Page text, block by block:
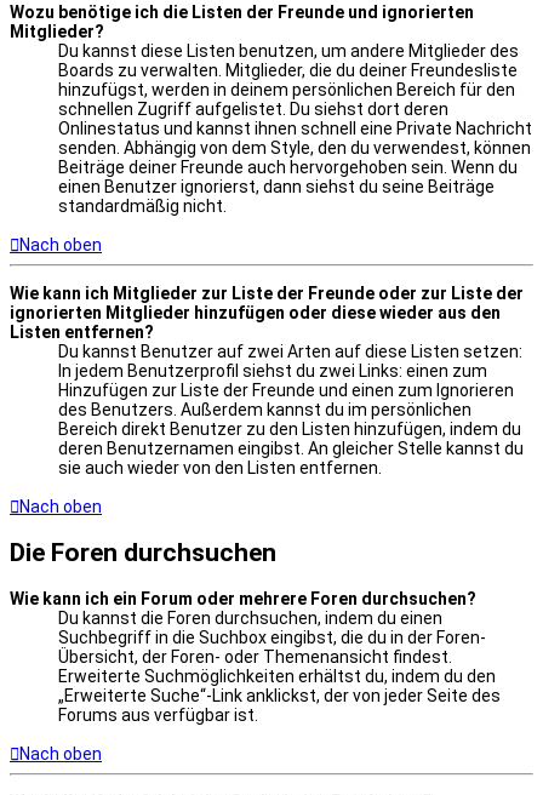
Wozu benötige ich die Listen der Freunde und ignorierten
Mitglieder?
Du kannst diese Listen benutzen, um andere Mitglieder des
Boards zu verwalten. Mitglieder, die du deiner Freundesliste
hinzufügst, werden in deinem persönlichen Bereich für den
schnellen Zugriff aufgelistet. Du siehst dort deren
Onlinestatus und kannst ihnen schnell eine Private Nachricht
senden. Abhängig von dem Style, den du verwendest, können
Beiträge deiner Freunde auch hervorgehoben sein. Wenn du
einen Benutzer ignorierst, dann siehst du seine Beiträge
standardmäßig nicht.
Nach oben
Wie kann ich Mitglieder zur Liste der Freunde oder zur Liste der
ignorierten Mitglieder hinzufügen oder diese wieder aus den
Listen entfernen?
Du kannst Benutzer auf zwei Arten auf diese Listen setzen:
In jedem Benutzerprofil siehst du zwei Links: einen zum
Hinzufügen zur Liste der Freunde und einen zum Ignorieren
des Benutzers. Außerdem kannst du im persönlichen
Bereich direkt Benutzer zu den Listen hinzufügen, indem du
deren Benutzernamen eingibst. An gleicher Stelle kannst du
sie auch wieder von den Listen entfernen.
Nach oben
Die Foren durchsuchen
Wie kann ich ein Forum oder mehrere Foren durchsuchen?
Du kannst die Foren durchsuchen, indem du einen
Suchbegriff in die Suchbox eingibst, die du in der Foren-
Übersicht, der Foren- oder Themenansicht findest.
Erweiterte Suchmöglichkeiten erhältst du, indem du den
„Erweiterte Suche“-Link anklickst, der von jeder Seite des
Forums aus verfügbar ist.
Nach oben